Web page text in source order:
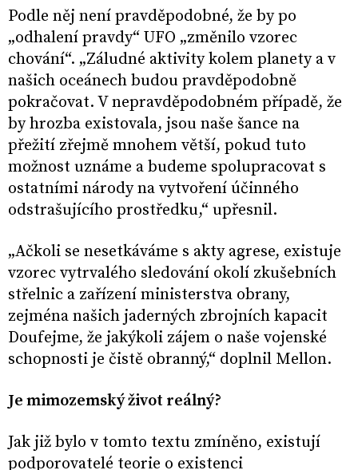
Podle něj není pravděpodobné, že by po
„odhalení pravdy“ UFO „změnilo vzorec
chování“. „Záludné aktivity kolem planety a v
našich oceánech budou pravděpodobně
pokračovat. V nepravděpodobném případě, že
by hrozba existovala, jsou naše šance na
přežití zřejmě mnohem větší, pokud tuto
možnost uznáme a budeme spolupracovat s
ostatními národy na vytvoření účinného
odstrašujícího prostředku,“ upřesnil.
„Ačkoli se nesetkáváme s akty agrese, existuje
vzorec vytrvalého sledování okolí zkušebních
střelnic a zařízení ministerstva obrany,
zejména našich jaderných zbrojních kapacit
Doufejme, že jakýkoli zájem o naše vojenské
schopnosti je čistě obranný,“ doplnil Mellon.
Je mimozemský život reálný?
Jak již bylo v tomto textu zmíněno, existují
podporovatelé teorie o existenci